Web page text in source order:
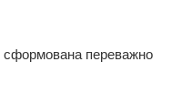
сформована переважно